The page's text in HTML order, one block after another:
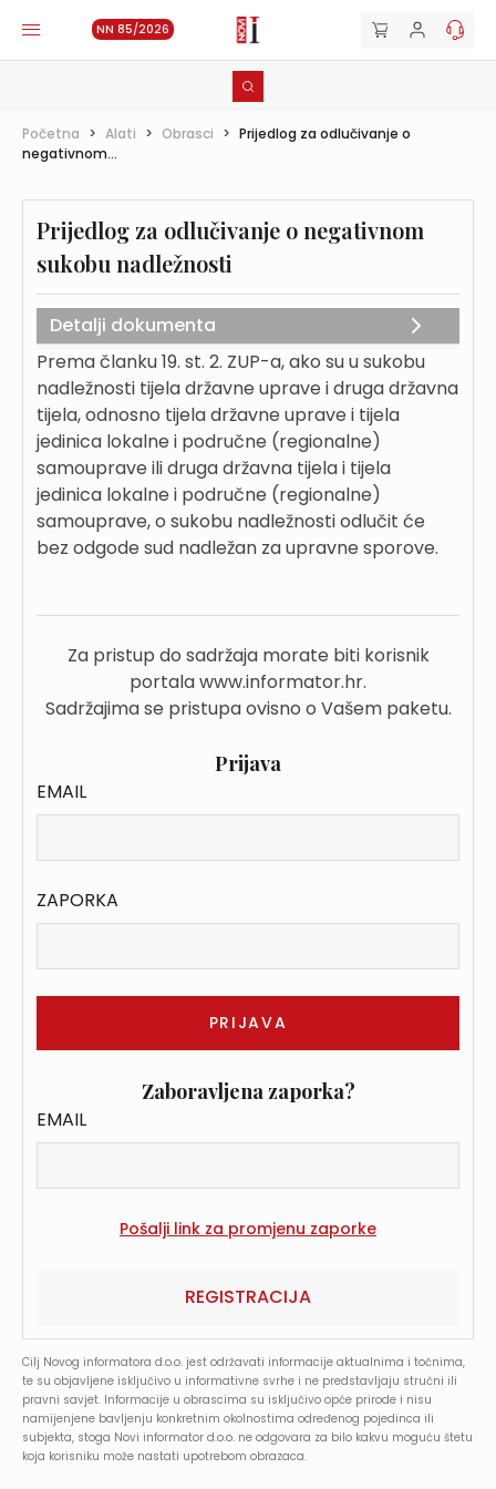
NN 85/2026
Početna > Alati > Obrasci > Prijedlog za odlučivanje o
negativnom...
Prijedlog za odlučivanje o negativnom
sukobu nadležnosti
Detalji dokumenta
Prema članku 19. st. 2. ZUP-a, ako su u sukobu
nadležnosti tijela državne uprave i druga državna
tijela, odnosno tijela državne uprave i tijela
jedinica lokalne i područne (regionalne)
samouprave ili druga državna tijela i tijela
jedinica lokalne i područne (regionalne)
samouprave, o sukobu nadležnosti odlučit će
bez odgode sud nadležan za upravne sporove.
Za pristup do sadržaja morate biti korisnik
portala www.informator.hr.
Sadržajima se pristupa ovisno o Vašem paketu.
Prijava
EMAIL
ZAPORKA
Zaboravljena zaporka?
EMAIL
REGISTRACIJA
Cilj Novog informatora d.o.o. jest održavati informacije aktualnima i točnima,
te su objavljene isključivo u informativne svrhe i ne predstavljaju stručni ili
pravni savjet. Informacije u obrascima su isključivo opće prirode i nisu
namijenjene bavljenju konkretnim okolnostima određenog pojedinca ili
subjekta, stoga Novi informator d.o.o. ne odgovara za bilo kakvu moguću štetu
koja korisniku može nastati upotrebom obrazaca.